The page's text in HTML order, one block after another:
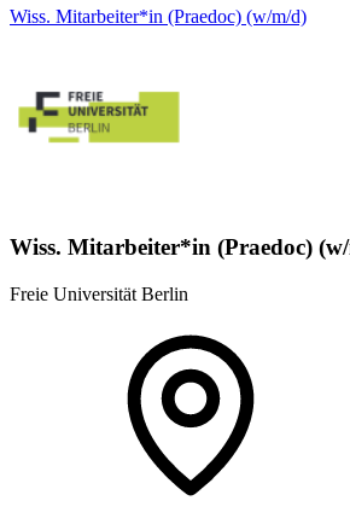
Wiss. Mitarbeiter*in (Praedoc) (w/m/d)
Wiss. Mitarbeiter*in (Praedoc)
Freie Universität Berlin